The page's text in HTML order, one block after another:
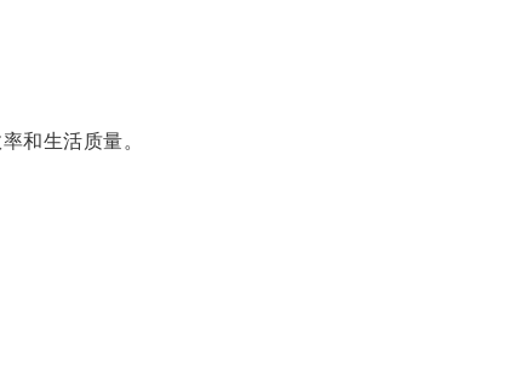
和生活质量。